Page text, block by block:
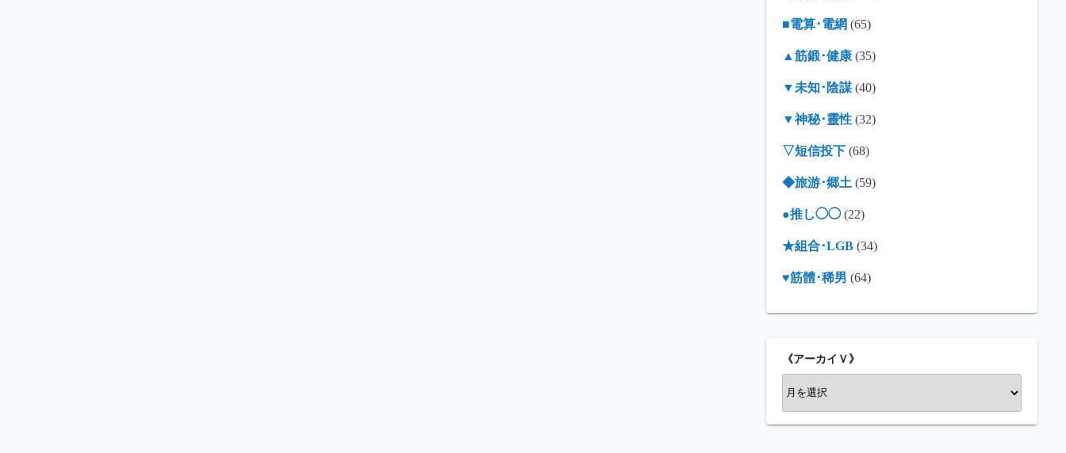
■電算･電網 (65)
▲筋鍛･健康 (35)
▼未知･陰謀 (40)
▼神秘･靈性 (32)
▽短信投下 (68)
◆旅游･郷土 (59)
●推し◯◯(22)
★組合･LGB (34)
♥筋體･稀男 (64)
《アーカイＶ》
ア